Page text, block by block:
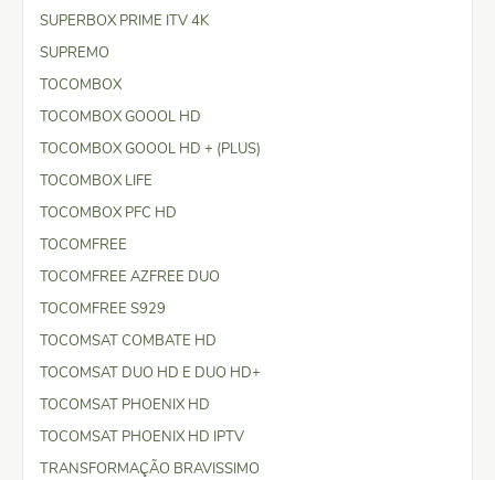
SUPERBOX PRIME ITV 4K
SUPREMO
TOCOMBOX
TOCOMBOX GOOOL HD
TOCOMBOX GOOOL HD + (PLUS)
TOCOMBOX LIFE
TOCOMBOX PFC HD
TOCOMFREE
TOCOMFREE AZFREE DUO
TOCOMFREE S929
TOCOMSAT COMBATE HD
TOCOMSAT DUO HD E DUO HD+
TOCOMSAT PHOENIX HD
TOCOMSAT PHOENIX HD IPTV
TRANSFORMAÇÃO BRAVISSIMO